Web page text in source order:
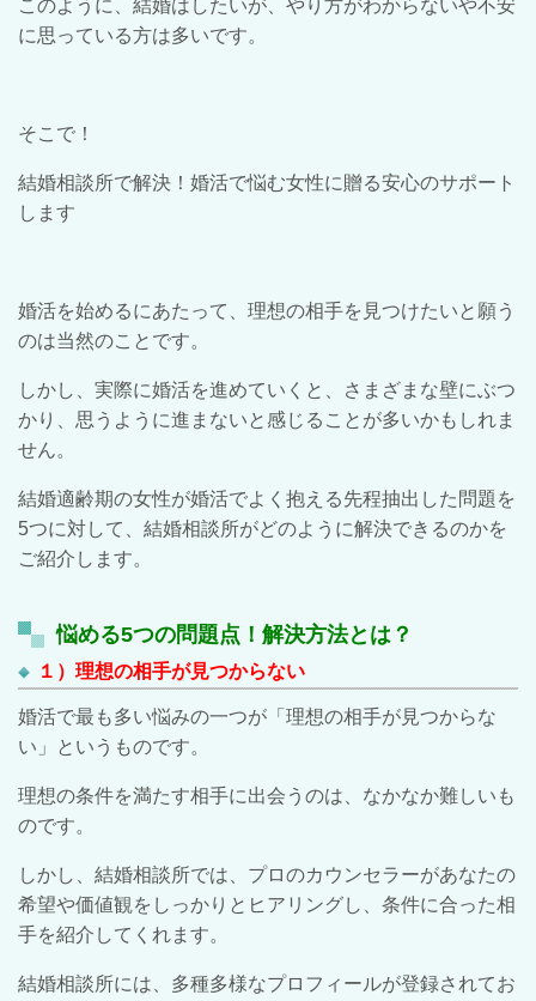
このように、結婚はしたいが、やり方がわからないや不安
に思っている方は多いです。
そこで！
結婚相談所で解決！婚活で悩む女性に贈る安心のサポート
します
婚活を始めるにあたって、理想の相手を見つけたいと願う
のは当然のことです。
しかし、実際に婚活を進めていくと、さまざまな壁にぶつ
かり、思うように進まないと感じることが多いかもしれま
せん。
結婚適齢期の女性が婚活でよく抱える先程抽出した問題を
5つに対して、結婚相談所がどのように解決できるのかを
ご紹介します。
悩める5つの問題点！解決方法とは？
１）理想の相手が見つからない
婚活で最も多い悩みの一つが「理想の相手が見つからな
い」というものです。
理想の条件を満たす相手に出会うのは、なかなか難しいも
のです。
しかし、結婚相談所では、プロのカウンセラーがあなたの
希望や価値観をしっかりとヒアリングし、条件に合った相
手を紹介してくれます。
結婚相談所には、多種多様なプロフィールが登録されてお